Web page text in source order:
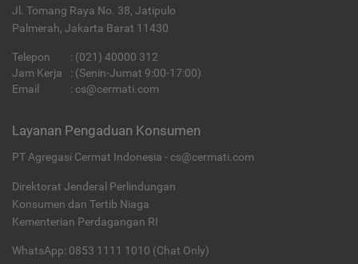
Jl. Tomang Raya No. 38, Jatipulo
Palmerah, Jakarta Barat 11430
Telepon : (021) 40000 312
Jam Kerja
: (Senin-Jumat 9:00-17:00)
Email
: cs@cermati.com
Layanan Pengaduan Konsumen
PT Agregasi Cermat Indonesia - cs@cermati.com
Direktorat Jenderal Perlindungan
Konsumen dan Tertib Niaga
Kementerian Perdagangan RI
WhatsApp: 0853 1111 1010 (Chat Only)